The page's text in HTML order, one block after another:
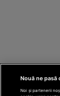
Nouă ne pasă
Noi și partenerii